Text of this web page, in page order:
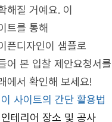
해질 거예요. 이
트를 통해
픈디자인이 샘플로
어 본 입찰 제안요청서를
에서 확인해 보세요!
이 사이트의 간단 활용법
인테리어 장소 및 공사